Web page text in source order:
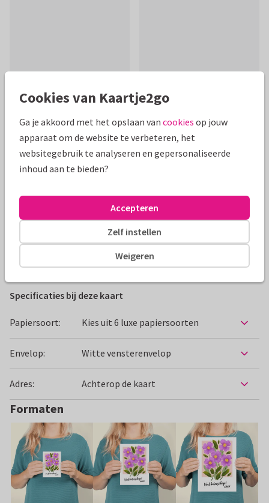
Productinformatie
Beterschapskaart met kleurrijke paarse bloemen. Stuur
en laat weten dat je aan diegene denkt.
Alle kaarten zijn helemaal naar wens aan te passen
Elise Veerman
Specificaties bij deze kaart
Papiersoort: Kies uit 6 luxe papiersoorten
Envelop: Witte vensterenvelop
Adres: Achterop de kaart
Formaten
Cookies van Kaartje2go
Ga je akkoord met het opslaan van cookies op jouw
apparaat om de website te verbeteren, het
websitegebruik te analyseren en gepersonaliseerde
inhoud aan te bieden?
Weigeren
Zelf instellen
Accepteren